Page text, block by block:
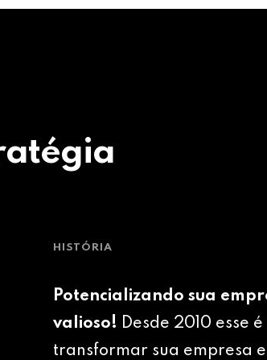
HISTÓRIA
Potencializando sua
valioso! Desde 2010 esse
transformar sua empresa